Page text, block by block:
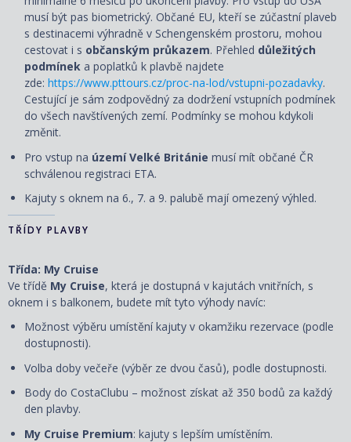
musí být pas biometrický. Občané EU, kteří se zúčastní plaveb
s destinacemi výhradně v Schengenském prostoru, mohou
cestovat i s občanským průkazem. Přehled důležitých
podmínek a poplatků k plavbě najdete
zde: https://www.pttours.cz/proc-na-lod/vstupni-pozadavky.
Cestující je sám zodpovědný za dodržení vstupních podmínek
do všech navštívených zemí. Podmínky se mohou kdykoli
změnit.
Pro vstup na území Velké Británie musí mít občané ČR
schválenou registraci ETA.
Kajuty s oknem na 6., 7. a 9. palubě mají omezený výhled.
TŘÍDY PLAVBY
Třída: My Cruise
Ve třídě My Cruise, která je dostupná v kajutách vnitřních, s
oknem i s balkonem, budete mít tyto výhody navíc:
Možnost výběru umístění kajuty v okamžiku rezervace (podle
dostupnosti).
Volba doby večeře (výběr ze dvou časů), podle dostupnosti.
Body do CostaClubu – možnost získat až 350 bodů za každý
den plavby.
My Cruise Premium: kajuty s lepším umístěním.